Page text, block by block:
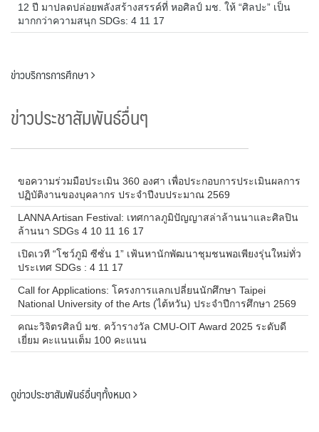
12 ปี มาปลดปล่อยพลังสร้างสรรค์ที่ หอศิลป์ มช. ให้ “ศิลปะ” เป็น
มากกว่าความสนุก SDGs: 4 11 17
ข่าวบริการการศึกษา
ข่าวประชาสัมพันธ์อื่นๆ
ขอความร่วมมือประเมิน 360 องศา เพื่อประกอบการประเมินผลการ
ปฏิบัติงานของบุคลากร ประจำปีงบประมาณ 2569
LANNA Artisan Festival: เทศกาลภูมิปัญญาสล่าล้านนาและศิลปิน
ล้านนา SDGs 4 10 11 16 17
เปิดเวที “โชว์ภูมิ ซีซั่น 1” เฟ้นหานักพัฒนาชุมชนพอเพียงรุ่นใหม่ทั่ว
ประเทศ SDGs : 4 11 17
Call for Applications: โครงการแลกเปลี่ยนนักศึกษา Taipei
National University of the Arts (ไต้หวัน) ประจำปีการศึกษา 2569
คณะวิจิตรศิลป์ มช. คว้ารางวัล CMU-OIT Award 2025 ระดับดี
เยี่ยม คะแนนเต็ม 100 คะแนน
ดูข่าวประชาสัมพันธ์อื่นๆทั้งหมด